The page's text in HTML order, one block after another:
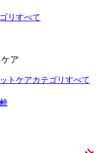
リすべて
ア
トケアカテゴリすべて